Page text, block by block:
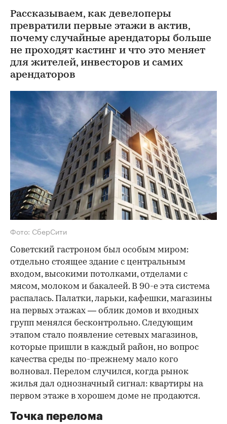
Рассказываем, как девелоперы
превратили первые этажи в актив,
почему случайные арендаторы больше
не проходят кастинг и что это меняет
для жителей, инвесторов и самих
арендаторов
Фото: СберСити
Советский гастроном был особым миром:
отдельно стоящее здание с центральным
входом, высокими потолками, отделами с
мясом, молоком и бакалеей. В 90-е эта система
распалась. Палатки, ларьки, кафешки, магазины
на первых этажах — облик домов и входных
групп менялся бесконтрольно. Следующим
этапом стало появление сетевых магазинов,
которые пришли в каждый район, но вопрос
качества среды по-прежнему мало кого
волновал. Перелом случился, когда рынок
жилья дал однозначный сигнал: квартиры на
первом этаже в хорошем доме не продаются.
Точка перелома